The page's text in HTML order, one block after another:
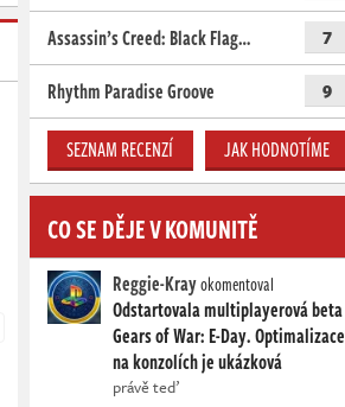
Assassin’s Creed: Black Flag… 7
Rhythm Paradise Groove 9
SEZNAM RECENZÍ JAK HODNOTÍME
CO SE DĚJE V KOMUNITĚ
Reggie-Krayokomentoval
Odstartovala multiplayerová beta
Gears of War: E-Day. Optimalizace
na konzolích je ukázková
právě teď